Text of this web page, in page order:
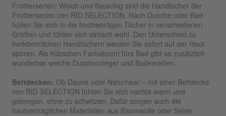
Frottierserien: Weich und flauschig sind die Handtücher der
Frottierserien von RID SELECTION. Nach Dusche oder Bad
hüllen Sie sich in die hochwertigen Tücher in verschiedenen
Größen und fühlen sich einfach wohl. Den Unterschied zu
herkömmlichen Handtüchern werden Sie sofort auf der Haut
spüren. Als hübschen Farbakzent fürs Bad gibt es zusätzlich
wunderbar weiche Duschvorleger und Badematten.
Bettdecken: Ob Daune oder Naturhaar – mit einer Bettdecke
von RID SELECTION fühlen Sie sich nachts warm und
geborgen, ohne zu schwitzen. Dafür sorgen auch die
hautverträglichen Materialien aus Baumwolle oder Seide.